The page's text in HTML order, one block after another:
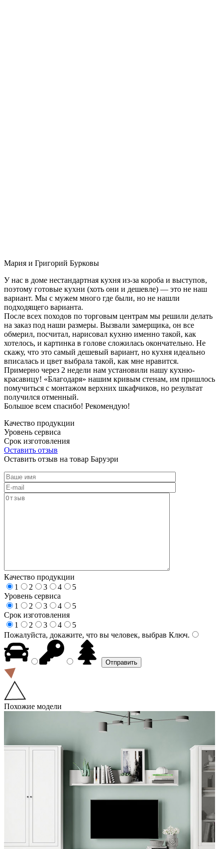
Мария и Григорий Бурковы
У нас в доме нестандартная кухня из-за короба и выступов,
поэтому готовые кухни (хоть они и дешевле) — это не наш
вариант. Мы с мужем много где были, но не нашли
подходящего варианта.
После всех походов по торговым центрам мы решили делать
на заказ под наши размеры. Вызвали замерщика, он все
обмерил, посчитал, нарисовал кухню именно такой, как
хотелось, и картинка в голове сложилась окончательно. Не
скажу, что это самый дешевый вариант, но кухня идеально
вписалась и цвет выбрала такой, как мне нравится.
Примерно через 2 недели нам установили нашу кухню-
красавицу! «Благодаря» нашим кривым стенам, им пришлось
помучиться с монтажом верхних шкафчиков, но результат
получился отменный.
Большое всем спасибо! Рекомендую!
Качество продукции
Уровень сервиса
Срок изготовления
Оставить отзыв
Оставить отзыв на товар Баруэри
Качество продукции
1
2 3 4
5
Уровень сервиса
1
2 3 4
5
Срок изготовления
1
2 3 4
5
Пожалуйста, докажите, что вы человек, выбрав Ключ.
Похожие модели